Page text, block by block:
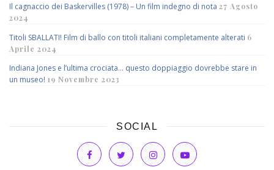
Il cagnaccio dei Baskervilles (1978) – Un film indegno di nota 27 Agosto
2024
Titoli SBALLATI! Film di ballo con titoli italiani completamente alterati 6
Aprile 2024
Indiana Jones e l’ultima crociata… questo doppiaggio dovrebbe stare in
un museo! 19 Novembre 2023
SOCIAL